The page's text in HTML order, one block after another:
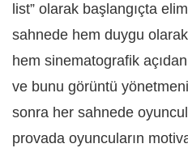
list” olarak başlangıçta
sahnede hem duygu
hem sinematografik
ve bunu görüntü
sonra her sahnede
provada oyuncuların